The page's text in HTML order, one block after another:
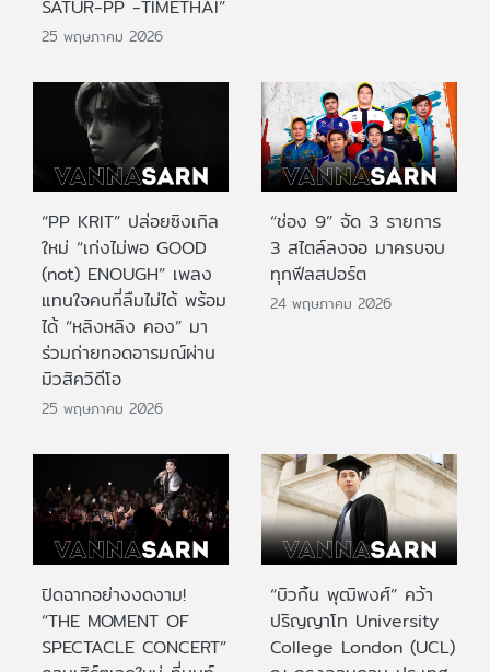
SATUR-PP -TIMETHAI”
25 พฤษภาคม 2026
“PP KRIT” ปล่อยซิงเกิล
ใหม่ “เก่งไม่พอ GOOD
(not) ENOUGH” เพลง
แทนใจคนที่ลืมไม่ได้ พร้อม
ได้ “หลิงหลิง คอง” มา
ร่วมถ่ายทอดอารมณ์ผ่าน
มิวสิควิดีโอ
25 พฤษภาคม 2026
“ช่อง 9” จัด 3 รายการ
3 สไตล์ลงจอ มาครบจบ
ทุกฟีลสปอร์ต
24 พฤษภาคม 2026
ปิดฉากอย่างงดงาม!
“THE MOMENT OF
SPECTACLE CONCERT”
“บิวกิ้น พุฒิพงศ์” คว้า
ปริญญาโท University
College London (UCL)